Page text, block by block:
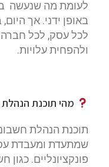
לעומת מה שנעשה
באופן ידני. אך
לכל עסק, לכל
ולהפחית עלויות.
מהי תוכנת הנהלת
תוכנת הנהלת
שמתעדת ומעבדת
פונקציונליים.